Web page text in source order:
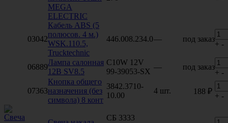
МEGA
ELECTRIC
03042
Кабель ABS (5
полюсов. 4 м.)
WSK.110.5,
Trucktechniс
446.008.234.0— под заказ
+ -
06889
Лампа салонная
12В SV8.5
C10W 12V
99-39053-SX
— под заказ
+ -
07363
Кнопка общего
назначения (без
символа) 8 конт
3842.3710-
10.00
4 шт. 188 ₽
+ -
СБ 3333